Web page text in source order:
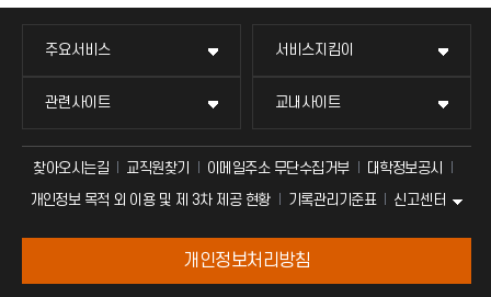
주요서비스 서비스지킴이
관련사이트 교내사이트
찾아오시는길 교직원찾기 이메일주소 무단수집거부
대학정보공시
개인정보 목적 외 이용 및 제 3차 제공 현황
기록관리기준표 신고센터
개인정보처리방침